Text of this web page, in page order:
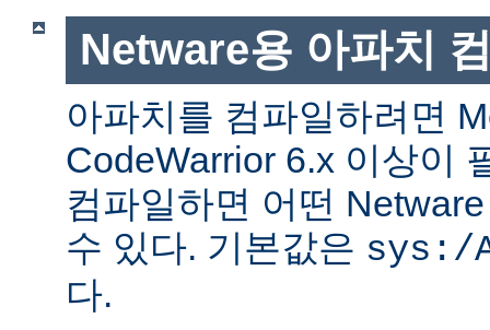
Netware용 아파치
아파치를 컴파일하려면
CodeWarrior 6.x 이상이
컴파일하면 어떤
수 있다. 기본값은 sys:/
다.